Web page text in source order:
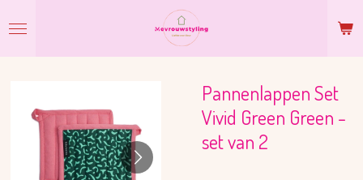
direct
Pannenlappen Set
Vivid Green Green -
set van 2